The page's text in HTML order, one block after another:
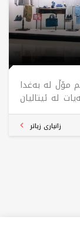
مۆڵ لە بەغدا
لە ئیتالیان
بکەن
زانیاری زیاتر